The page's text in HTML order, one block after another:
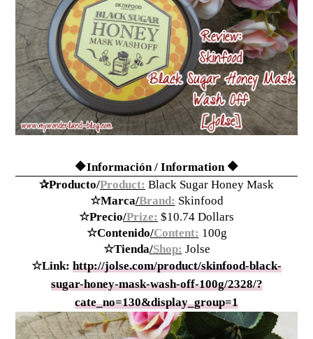
🔶Información / Information 🔶
✰Producto/Product: Black Sugar Honey Mask
☆Marca/Brand: Skinfood
☆Precio/Prize: $10.74 Dollars
☆Contenido/Content: 100g
☆Tienda/Shop: Jolse
☆Link: http://jolse.com/product/skinfood-black-
sugar-honey-mask-wash-off-100g/2328/?
cate_no=130&display_group=1